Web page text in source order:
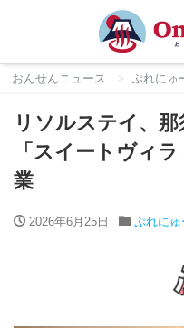
おんせんニュース ぷれにゅ
リソルステイ、
「スイートヴィ
業
2026年6月25日 ぷれに